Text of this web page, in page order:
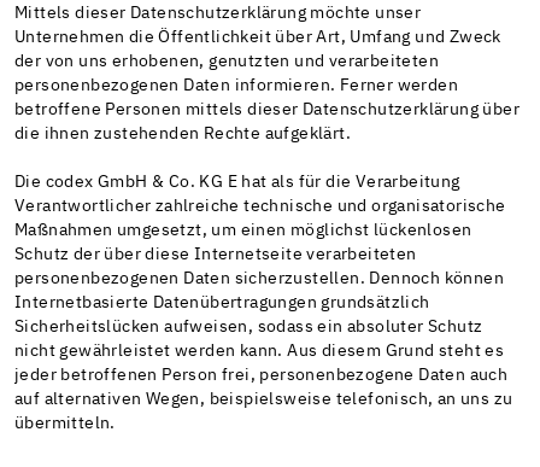
Mittels dieser Datenschutzerklärung möchte unser
Unternehmen die Öffentlichkeit über Art, Umfang und Zweck
der von uns erhobenen, genutzten und verarbeiteten
personenbezogenen Daten informieren. Ferner werden
betroffene Personen mittels dieser Datenschutzerklärung über
die ihnen zustehenden Rechte aufgeklärt.
Die codex GmbH & Co. KG E hat als für die Verarbeitung
Verantwortlicher zahlreiche technische und organisatorische
Maßnahmen umgesetzt, um einen möglichst lückenlosen
Schutz der über diese Internetseite verarbeiteten
personenbezogenen Daten sicherzustellen. Dennoch können
Internetbasierte Datenübertragungen grundsätzlich
Sicherheitslücken aufweisen, sodass ein absoluter Schutz
nicht gewährleistet werden kann. Aus diesem Grund steht es
jeder betroffenen Person frei, personenbezogene Daten auch
auf alternativen Wegen, beispielsweise telefonisch, an uns zu
übermitteln.